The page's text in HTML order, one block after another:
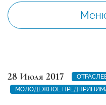
28 Июля 2017
МОЛОДЕЖНОЕ